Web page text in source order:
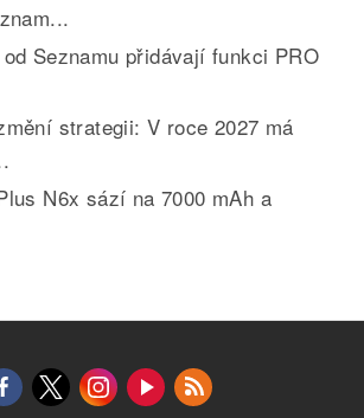
Seznamu přidávají funkci PRO
strategii: V roce 2027 má
N6x sází na 7000 mAh a